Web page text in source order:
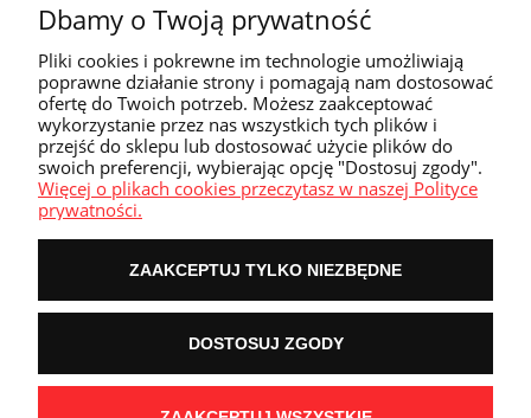
Strefa klienta
Przyczółek
Przydatne linki
POKAŻ PEŁNĄ WERSJĘ STRONY
NASZE ODZNAKI
wyróżnienia są przyznawane przez
Dbamy o Twoją prywatność
Pliki cookies i pokrewne im technologie umożliwiają
poprawne działanie strony i pomagają nam dostosować
ofertę do Twoich potrzeb. Możesz zaakceptować
wykorzystanie przez nas wszystkich tych plików i
przejść do sklepu lub dostosować użycie plików do
swoich preferencji, wybierając opcję "Dostosuj zgody".
Więcej o plikach cookies przeczytasz w naszej Polityce
prywatności.
ZAAKCEPTUJ TYLKO NIEZBĘDNE
DOSTOSUJ ZGODY